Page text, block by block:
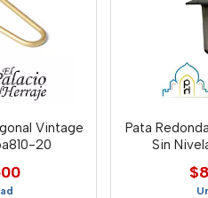
Vintage
20
Pata
Sin